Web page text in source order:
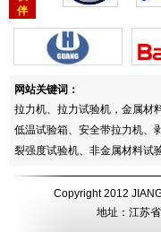
伴
网站关键词：
拉力机、拉力试验机，金属材
低温试验箱、安全带拉力机、
裂强度试验机、非金属材料试
Copyright 2012
地址：江苏